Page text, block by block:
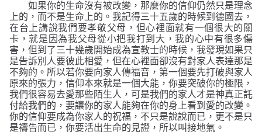
如果你的生命沒有被改變，那麼你的信仰仍然只是理念
上的，而不是生命上的。我記得三十五歲的時候到德國去，
在台上講說我們要孝敬父母，但心裡面就有一個很大的關
卡，就是因為我父母從小把我打到大，我的心中有很多傷
害，但到了三十幾歲開始成為宣教士的時候，我發現如果只
是告訴別人要彼此相愛，但在心裡面卻沒有對家人表達那是
不夠的。所以若你要向家人傳福音，第一個要先打破與家人
原來的張力，信仰本來就是一個大能，你要突破你的極限，
我們很容易去愛那些陌生人，可是我們的家人才是神真正託
付給我們的，要讓你的家人能夠在你的身上看到愛的改變。
你的信仰要成為你家人的祝福，不只是說說而已，更不是只
是禱告而已，你要活出生命的見證，所以叫接地氣。